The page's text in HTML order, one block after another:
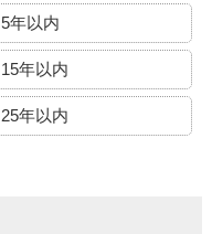
5年以内
15年以内
25年以内